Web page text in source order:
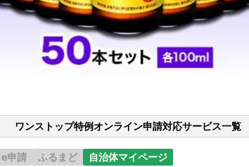
ワンストップ特例オンライン申請対応サービス一覧
申請 ふるまど 自治体マイページ